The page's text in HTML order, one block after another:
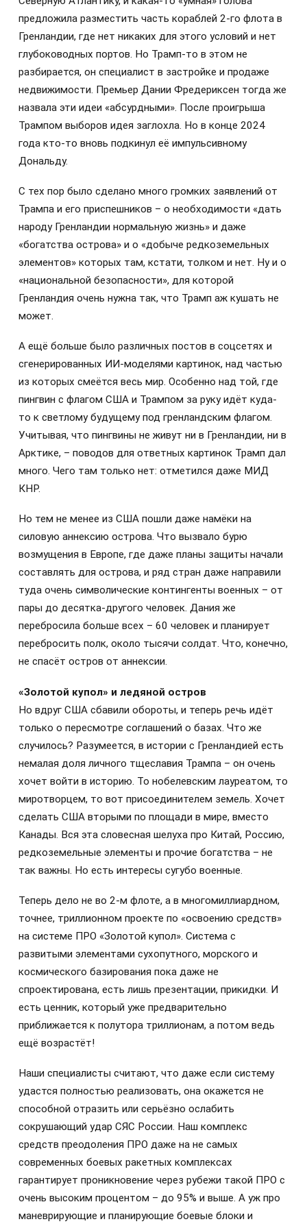
предложила разместить часть кораблей 2-го флота в
Гренландии, где нет никаких для этого условий и нет
глубоководных портов. Но Трамп-то в этом не
разбирается, он специалист в застройке и продаже
недвижимости. Премьер Дании Фредериксен тогда же
назвала эти идеи «абсурдными». После проигрыша
Трампом выборов идея заглохла. Но в конце 2024
года кто-то вновь подкинул её импульсивному
Дональду.
С тех пор было сделано много громких заявлений от
Трампа и его приспешников – о необходимости «дать
народу Гренландии нормальную жизнь» и даже
«богатства острова» и о «добыче редкоземельных
элементов» которых там, кстати, толком и нет. Ну и о
«национальной безопасности», для которой
Гренландия очень нужна так, что Трамп аж кушать не
может.
А ещё больше было различных постов в соцсетях и
сгенерированных ИИ-моделями картинок, над частью
из которых смеётся весь мир. Особенно над той, где
пингвин с флагом США и Трампом за руку идёт куда-
то к светлому будущему под гренландским флагом.
Учитывая, что пингвины не живут ни в Гренландии, ни в
Арктике, – поводов для ответных картинок Трамп дал
много. Чего там только нет: отметился даже МИД
КНР.
Но тем не менее из США пошли даже намёки на
силовую аннексию острова. Что вызвало бурю
возмущения в Европе, где даже планы защиты начали
составлять для острова, и ряд стран даже направили
туда очень символические контингенты военных – от
пары до десятка-другого человек. Дания же
перебросила больше всех – 60 человек и планирует
перебросить полк, около тысячи солдат. Что, конечно,
не спасёт остров от аннексии.
«Золотой купол» и ледяной остров
Но вдруг США сбавили обороты, и теперь речь идёт
только о пересмотре соглашений о базах. Что же
случилось? Разумеется, в истории с Гренландией есть
немалая доля личного тщеславия Трампа – он очень
хочет войти в историю. То нобелевским лауреатом, то
миротворцем, то вот присоединителем земель. Хочет
сделать США вторыми по площади в мире, вместо
Канады. Вся эта словесная шелуха про Китай, Россию,
редкоземельные элементы и прочие богатства – не
так важны. Но есть интересы сугубо военные.
Теперь дело не во 2-м флоте, а в многомиллиардном,
точнее, триллионном проекте по «освоению средств»
на системе ПРО «Золотой купол». Система с
развитыми элементами сухопутного, морского и
космического базирования пока даже не
спроектирована, есть лишь презентации, прикидки. И
есть ценник, который уже предварительно
приближается к полутора триллионам, а потом ведь
ещё возрастёт!
Наши специалисты считают, что даже если систему
удастся полностью реализовать, она окажется не
способной отразить или серьёзно ослабить
сокрушающий удар СЯС России. Наш комплекс
средств преодоления ПРО даже на не самых
современных боевых ракетных комплексах
гарантирует проникновение через рубежи такой ПРО с
очень высоким процентом – до 95% и выше. А уж про
маневрирующие и планирующие боевые блоки и